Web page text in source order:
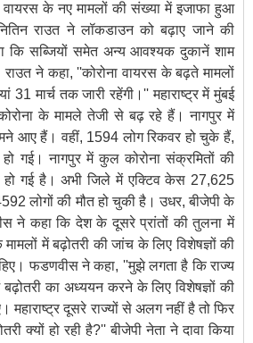
वायरस के नए मामलों की संख्या में इजाफा हुआ
राउत ने लॉकडाउन को बढ़ाए जाने की
कि सब्जियों समेत अन्य आवश्यक दुकानें शाम
ने कहा, ''कोरोना वायरस के बढ़ते मामलों
31 मार्च तक जारी रहेंगी।'' महाराष्ट्र में मुंबई
के मामले तेजी से बढ़ रहे हैं। नागपुर में
आए हैं। वहीं, 1594 लोग रिकवर हो चुके हैं,
गई। नागपुर में कुल कोरोना संक्रमितों की
गई है। अभी जिले में एक्टिव केस 27,625
लोगों की मौत हो चुकी है। उधर, बीजेपी के
ने कहा कि देश के दूसरे प्रांतों की तुलना में
में बढ़ोतरी की जांच के लिए विशेषज्ञों की
फडणवीस ने कहा, ''मुझे लगता है कि राज्य
का अध्ययन करने के लिए विशेषज्ञों की
महाराष्ट्र दूसरे राज्यों से अलग नहीं है तो फिर
क्यों हो रही है?'' बीजेपी नेता ने दावा किया